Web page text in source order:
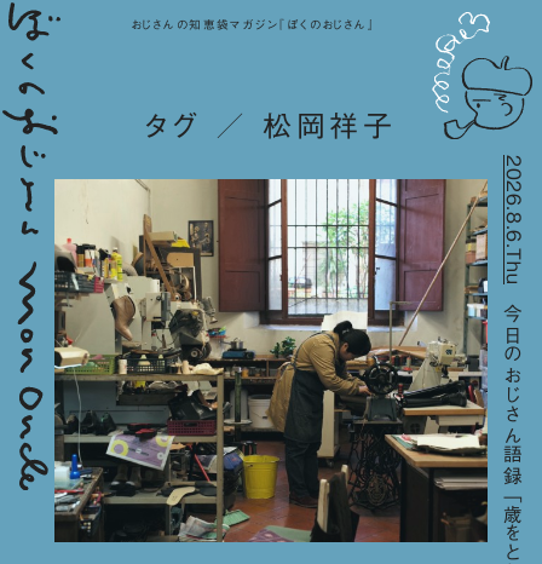
おじさんの知恵袋マガジン『ぼくのおじさん』
2026.8.6.Thu
今日のおじさん語録
タグ ／ 松岡祥子